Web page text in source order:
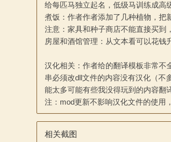
给每匹马独立起名，低级马训练成高
煮饭：作者作者添加了几种植物，把
注意：家具和种子商店不能直接买到
房屋和酒馆管理：从文本看可以花
汉化相关：作者给的翻译模板非常不
串必须改dll文件的内容没有汉化（不
能太多可能有些我没得玩到的内容翻
注：mod更新不影响汉化文件的使用
相关截图